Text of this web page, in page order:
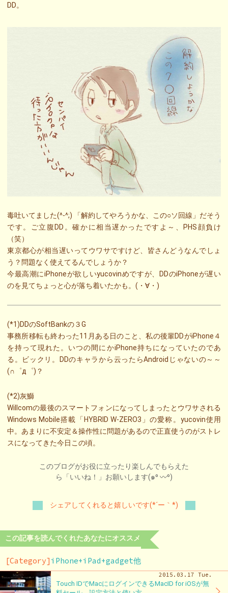
DD。
毒吐いてました(^-^;) 「解約してやろうかな、この○ソ回線」だそう
です。ご立腹DD。確かに相当遅かったですよ～、PHS顔負け
（笑）
東京都心が相当遅いってウワサですけど、皆さんどうなんでしょ
う？問題なく使えてるんでしょうか？
今最高潮にiPhoneが欲しいyucovinめですが、DDのiPhoneが遅い
のを見てちょっと心が落ち着いたかも。(・∀・)
(*1)DDのSoftBankの３G
事務所移転も終わった11月ある日のこと、私の後輩DDがiPhone４
を持って現れた。いつの間にかiPhone持ちになっていたのであ
る。ビックリ。DDのキャラから云ったらAndroidじゃないの～～
(∩゜д゜)？
(*2)灰鰤
Willcomの最後のスマートフォンになってしまったとウワサされる
Windows Mobile搭載「HYBRID W-ZERO3」の愛称。yucovin使用
中。あまりに不安定＆操作性に問題があるので正直使うのがストレ
スになってきた今日この頃。
このブログがお役に立ったり楽しんでもらえた
ら「いいね！」お願いします(๑⁰ 〰⁰)
シェアしてくれると嬉しいです(*´ー｀*)
この記事を読んでくれたあなたにオススメ
[Category]iPhone+iPad+gadget他
2015.03.17 Tue.
Touch IDでMacにログインできるMacID for iOSが無